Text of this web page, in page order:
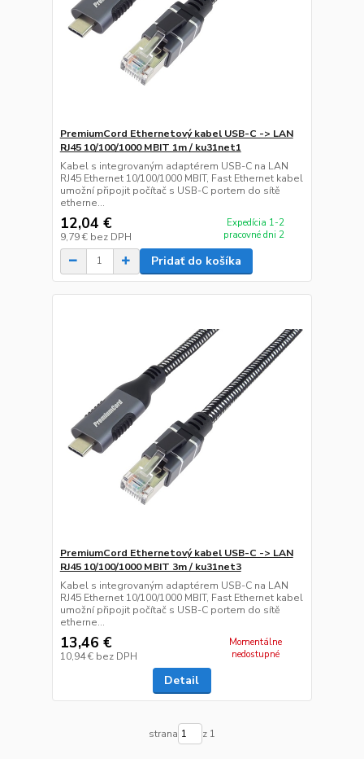
PremiumCord Ethernetový kabel USB-C -> LAN
RJ45 10/100/1000 MBIT 1m / ku31net1
Kabel s integrovaným adaptérem USB-C na LAN
RJ45 Ethernet 10/100/1000 MBIT, Fast Ethernet kabel
umožní připojit počítač s USB-C portem do sítě
etherne...
12,04 €
9,79 € bez DPH
Expedícia 1-2
pracovné dni 2
Pridať do košíka
PremiumCord Ethernetový kabel USB-C -> LAN
RJ45 10/100/1000 MBIT 3m / ku31net3
Kabel s integrovaným adaptérem USB-C na LAN
RJ45 Ethernet 10/100/1000 MBIT, Fast Ethernet kabel
umožní připojit počítač s USB-C portem do sítě
etherne...
13,46 €
10,94 € bez DPH
Momentálne
nedostupné
Detail
strana z 1